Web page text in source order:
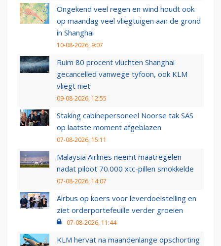
Ongekend veel regen en wind houdt ook
op maandag veel vliegtuigen aan de grond
in Shanghai
10-08-2026, 9:07
Ruim 80 procent vluchten Shanghai
gecancelled vanwege tyfoon, ook KLM
vliegt niet
09-08-2026, 12:55
Staking cabinepersoneel Noorse tak SAS
op laatste moment afgeblazen
07-08-2026, 15:11
Malaysia Airlines neemt maatregelen
nadat piloot 70.000 xtc-pillen smokkelde
07-08-2026, 14:07
Airbus op koers voor leverdoelstelling en
ziet orderportefeuille verder groeien
07-08-2026, 11:44
KLM hervat na maandenlange opschorting